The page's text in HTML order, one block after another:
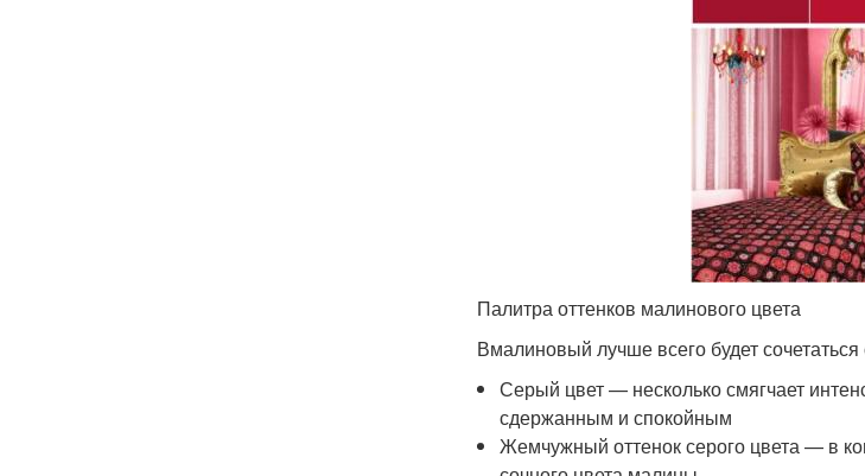
Палитра оттенков малинового цвета
Вмалиновый лучше всего будет
Серый цвет — несколько смягчает
сдержанным и спокойным
Жемчужный оттенок серого цвета — в